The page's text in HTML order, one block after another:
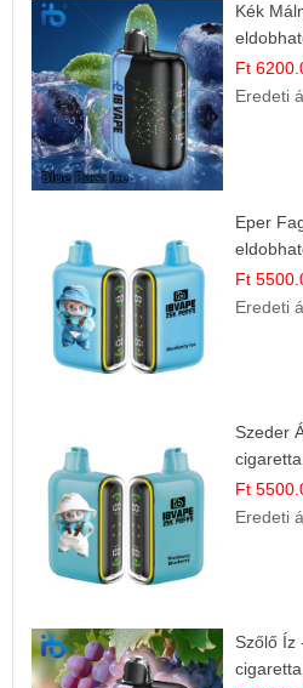
Kék
Ft
Eredeti
Eper
Ft
Eredeti
Szeder
Ft
Eredeti
Szőlő Íz